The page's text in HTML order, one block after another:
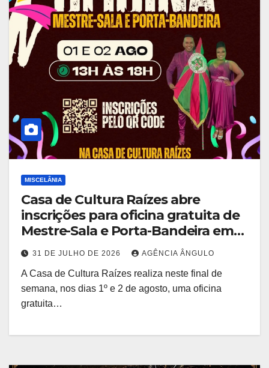
MISCELÂNIA
Casa de Cultura Raízes abre
inscrições para oficina gratuita de
Mestre-Sala e Porta-Bandeira em
Ferraz de Vasconcelos
31 DE JULHO DE 2026 AGÊNCIA ÂNGULO
A Casa de Cultura Raízes realiza neste final de
semana, nos dias 1º e 2 de agosto, uma oficina
gratuita…